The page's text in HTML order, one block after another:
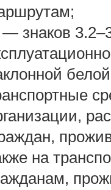
— знаков
на